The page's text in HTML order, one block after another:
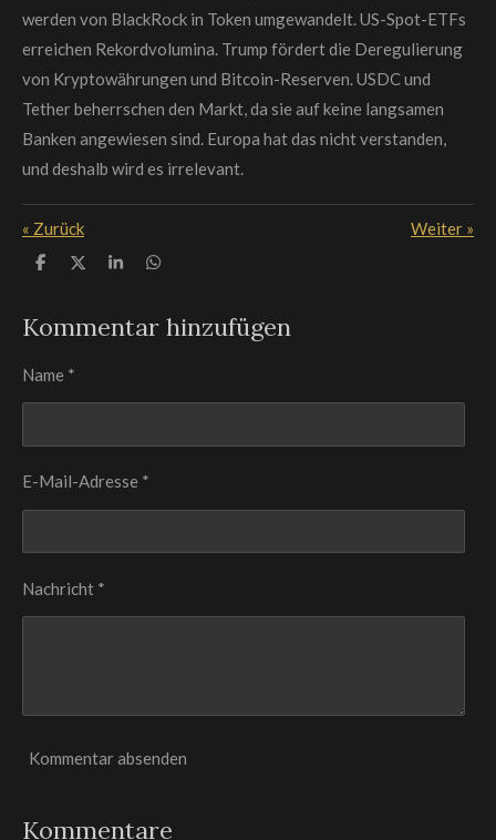
werden von BlackRock in Token umgewandelt. US-Spot-ETFs
erreichen Rekordvolumina. Trump fördert die Deregulierung
von Kryptowährungen und Bitcoin-Reserven. USDC und
Tether beherrschen den Markt, da sie auf keine langsamen
Banken angewiesen sind. Europa hat das nicht verstanden,
und deshalb wird es irrelevant.
« Zurück Weiter »
T
e
T
e
T
e
T
e
Kommentar hinzufügen
Name *
E-Mail-Adresse *
Nachricht *
Kommentar absenden
Kommentare